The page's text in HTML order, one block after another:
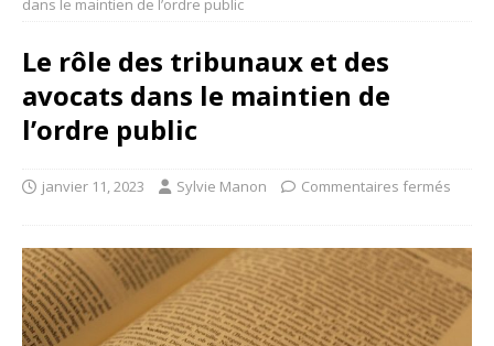
Le rôle des tribunaux et des
avocats dans le maintien de
l’ordre public
janvier 11, 2023 Sylvie Manon Commentaires fermés